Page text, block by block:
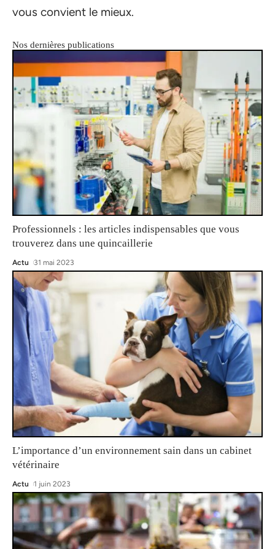
vous convient le mieux.
Nos dernières publications
Professionnels : les articles indispensables que vous
trouverez dans une quincaillerie
Actu 31 mai 2023
L’importance d’un environnement sain dans un cabinet
vétérinaire
Actu 1 juin 2023